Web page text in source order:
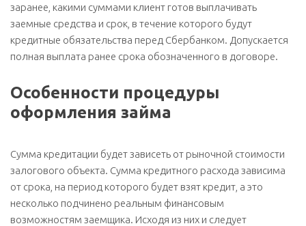
заранее, какими суммами клиент готов выплачивать
заемные средства и срок, в течение которого будут
кредитные обязательства перед Сбербанком. Допускается
полная выплата ранее срока обозначенного в договоре.
Особенности процедуры
оформления займа
Сумма кредитации будет зависеть от рыночной стоимости
залогового объекта. Сумма кредитного расхода зависима
от срока, на период которого будет взят кредит, а это
несколько подчинено реальным финансовым
возможностям заемщика. Исходя из них и следует